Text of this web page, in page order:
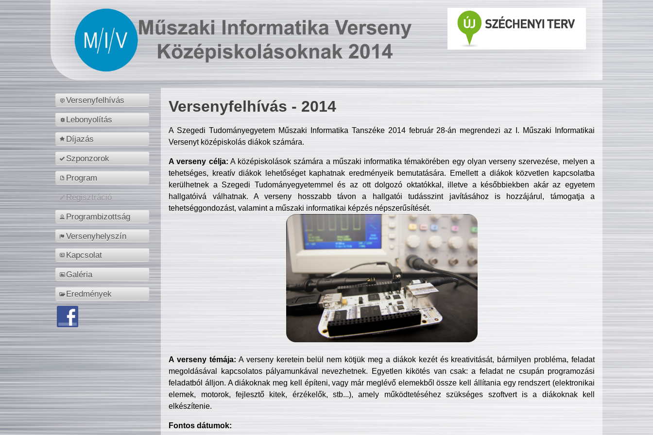
Versenyfelhívás
Lebonyolítás
Díjazás
Szponzorok
Program
Regisztráció
Programbizottság
Versenyhelyszín
Kapcsolat
Galéria
Eredmények
Versenyfelhívás - 2014
A Szegedi Tudományegyetem Műszaki Informatika Tanszéke 2014 február 28-án megrendezi az I. Műszaki Informatikai
Versenyt középiskolás diákok számára.
A verseny célja: A középiskolások számára a műszaki informatika témakörében egy olyan verseny szervezése, melyen a
tehetséges, kreatív diákok lehetőséget kaphatnak eredményeik bemutatására. Emellett a diákok közvetlen kapcsolatba
kerülhetnek a Szegedi Tudományegyetemmel és az ott dolgozó oktatókkal, illetve a későbbiekben akár az egyetem
hallgatóivá válhatnak. A verseny hosszabb távon a hallgatói tudásszint javításához is hozzájárul, támogatja a
tehetséggondozást, valamint a műszaki informatikai képzés népszerűsítését.
A verseny témája: A verseny keretein belül nem kötjük meg a diákok kezét és kreativitását, bármilyen probléma, feladat
megoldásával kapcsolatos pályamunkával nevezhetnek. Egyetlen kikötés van csak: a feladat ne csupán programozási
feladatból álljon. A diákoknak meg kell építeni, vagy már meglévő elemekből össze kell állítania egy rendszert (elektronikai
elemek, motorok, fejlesztő kitek, érzékelők, stb...), amely működtetéséhez szükséges szoftvert is a diákoknak kell
elkészítenie.
Fontos dátumok: